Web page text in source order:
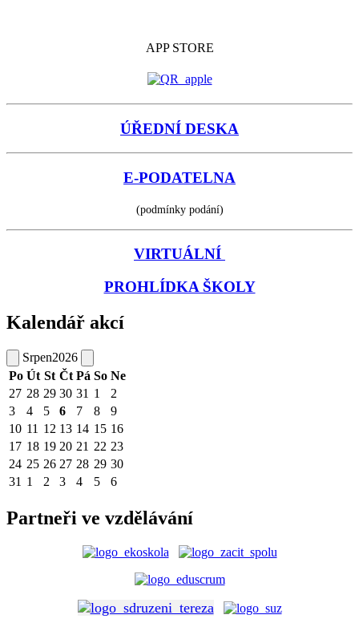
APP STORE
ÚŘEDNÍ DESKA
E-PODATELNA
(podmínky podání)
VIRTUÁLNÍ
PROHLÍDKA ŠKOLY
Kalendář akcí
Srpen2026
Po Út St Čt Pá So Ne
27 28 29 30 31 1
2
3
4 5 6 7 8
9
10 11 12 13 14 15 16
17 18 19 20 21 22 23
24 25 26 27 28 29 30
31 1 2 3 4 5 6
Partneři ve vzdělávání